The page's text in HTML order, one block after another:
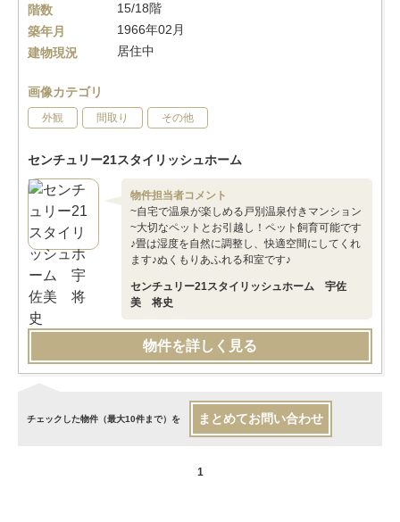
階数
15/18階
築年月
1966年02月
建物現況
居住中
画像カテゴリ
外観 間取り その他
センチュリー21スタイリッシュホーム
物件担当者コメント
~自宅で温泉が楽しめる戸別温泉付きマンション
~大切なペットとお引越し！ペット飼育可能です
♪畳は湿度を自然に調整し、快適空間にしてくれ
ます♪ぬくもりあふれる和室です♪
センチュリー21スタイリッシュホーム 宇佐
美 将史
物件を詳しく見る
チェックした物件（最大10件まで）を まとめてお問い合わせ
1